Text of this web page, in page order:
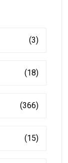
(3)
(18)
(366)
(15)